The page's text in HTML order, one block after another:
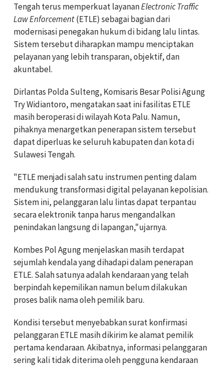
Tengah terus memperkuat layananElectronic Traffic
Law Enforcement(ETLE) sebagai bagian dari
modernisasi penegakan hukum di bidang lalu lintas.
Sistem tersebut diharapkan mampu menciptakan
pelayanan yang lebih transparan, objektif, dan
akuntabel.
Dirlantas Polda Sulteng, Komisaris Besar Polisi Agung
Try Widiantoro, mengatakan saat ini fasilitas ETLE
masih beroperasi di wilayah Kota Palu. Namun,
pihaknya menargetkan penerapan sistem tersebut
dapat diperluas ke seluruh kabupaten dan kota di
Sulawesi Tengah.
"ETLE menjadi salah satu instrumen penting dalam
mendukung transformasi digital pelayanan kepolisian.
Sistem ini, pelanggaran lalu lintas dapat terpantau
secara elektronik tanpa harus mengandalkan
penindakan langsung di lapangan,"ujarnya.
Kombes Pol Agung menjelaskan masih terdapat
sejumlah kendala yang dihadapi dalam penerapan
ETLE. Salah satunya adalah kendaraan yang telah
berpindah kepemilikan namun belum dilakukan
proses balik nama oleh pemilik baru.
Kondisi tersebut menyebabkan surat konfirmasi
pelanggaran ETLE masih dikirim ke alamat pemilik
pertama kendaraan. Akibatnya, informasi pelanggaran
sering kali tidak diterima oleh pengguna kendaraan